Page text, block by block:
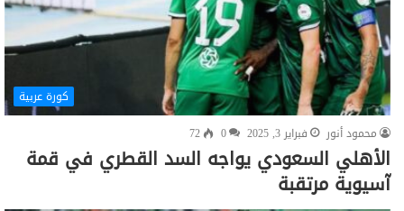
كورة عربية
محمود أنور
فبراير 3, 2025 0
72
الأهلي السعودي يواجه السد القطري في قمة
آسيوية مرتقبة